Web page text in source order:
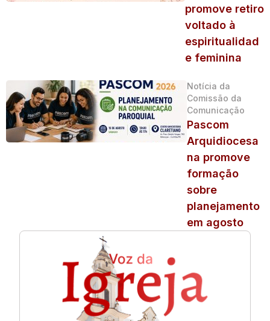
promove retiro
voltado à
espiritualidad
e feminina
Notícia da
Comissão da
Comunicação
Pascom
Arquidiocesa
na promove
formação
sobre
planejamento
em agosto